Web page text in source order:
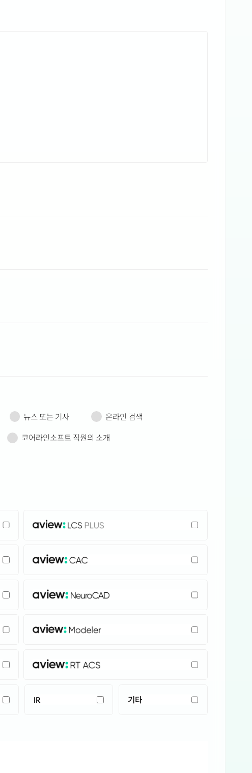
뉴스 또는 기사 온라인 검색
코어라인소프트 직원의 소개
AVIEW: LCS PLUS
AVIEW: CAC
AVIEW: NeuroCAD
AVIEW: Modeler
AVIEW: RT ACS
IR 기타